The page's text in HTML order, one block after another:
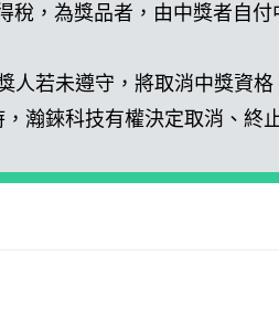
稅，為獎品者，由中獎者自
人若未遵守，將取消中獎資格
瀚錸科技有權決定取消、